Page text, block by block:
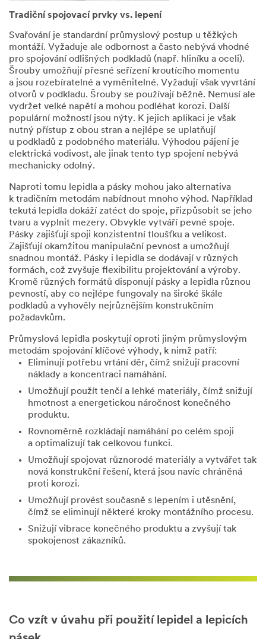
Typ dotazu
Vyberte ze seznamu
Firemní
e-
mailová
adresa
Zpráva
Jméno
Příjmení
telefon
ní číslo
Společn
ost
Země
Tradiční spojovací prvky vs. lepení
Svařování je standardní průmyslový postup u těžkých
montáží. Vyžaduje ale odbornost a často nebývá vhodné
pro spojování odlišných podkladů (např. hliníku a oceli).
Šrouby umožňují přesné seřízení kroutícího momentu
a jsou rozebíratelné a vyměnitelné. Vyžadují však vyvrtání
otvorů v podkladu. Šrouby se používají běžně. Nemusí ale
vydržet velké napětí a mohou podléhat korozi. Další
populární možností jsou nýty. K jejich aplikaci je však
nutný přístup z obou stran a nejlépe se uplatňují
u podkladů z podobného materiálu. Výhodou pájení je
elektrická vodivost, ale jinak tento typ spojení nebývá
mechanicky odolný.
Naproti tomu lepidla a pásky mohou jako alternativa
k tradičním metodám nabídnout mnoho výhod. Například
tekutá lepidla dokáží zatéct do spoje, přizpůsobit se jeho
tvaru a vyplnit mezery. Obvykle vytváří pevné spoje.
Pásky zajišťují spoji konzistentní tloušťku a velikost.
Zajišťují okamžitou manipulační pevnost a umožňují
snadnou montáž. Pásky i lepidla se dodávají v různých
formách, což zvyšuje flexibilitu projektování a výroby.
Kromě různých formátů disponují pásky a lepidla různou
pevností, aby co nejlépe fungovaly na široké škále
podkladů a vyhověly nejrůznějším konstrukčním
požadavkům.
Průmyslová lepidla poskytují oproti jiným průmyslovým
metodám spojování klíčové výhody, k nimž patří:
Eliminují potřebu vrtání děr, čímž snižují pracovní
náklady a koncentraci namáhání.
Umožňují použít tenčí a lehké materiály, čímž snižují
hmotnost a energetickou náročnost konečného
produktu.
Rovnoměrně rozkládají namáhání po celém spoji
a optimalizují tak celkovou funkci.
Umožňují spojovat různorodé materiály a vytvářet tak
nová konstrukční řešení, která jsou navíc chráněná
proti korozi.
Umožňují provést současně s lepením i utěsnění,
čímž se eliminují některé kroky montážního procesu.
Snižují vibrace konečného produktu a zvyšují tak
spokojenost zákazníků.
Co vzít v úvahu při použití lepidel a lepicích